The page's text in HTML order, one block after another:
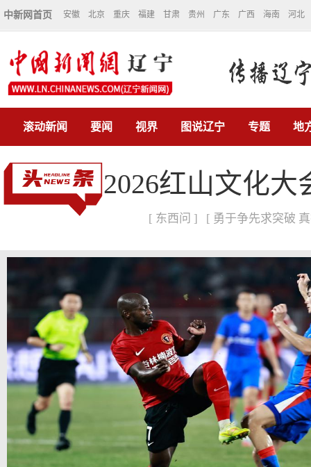
中新网首页 安徽 北京 重庆 福建 甘肃 贵州 广东 广西 海南 河北
滚动新闻 要闻 视界 图说辽宁 专题 地
2026红山文化
[ 东西问 ] [ 勇于争先求突破